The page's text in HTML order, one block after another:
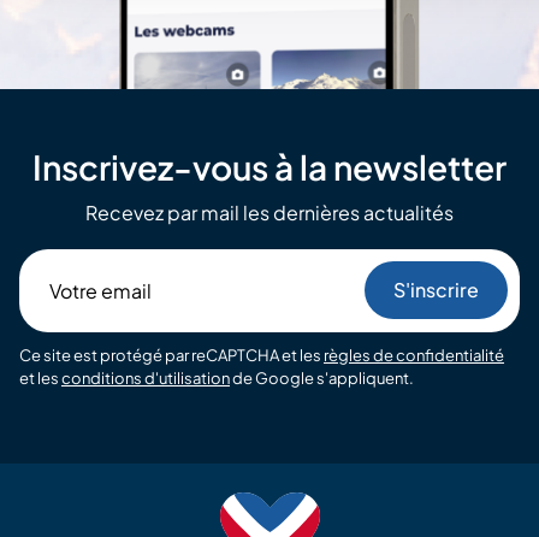
Inscrivez-vous à la newsletter
Recevez par mail les dernières actualités
email
Ce site est protégé par reCAPTCHA et les règles de confidentialité
et lesconditions d'utilisationde Google s'appliquent.